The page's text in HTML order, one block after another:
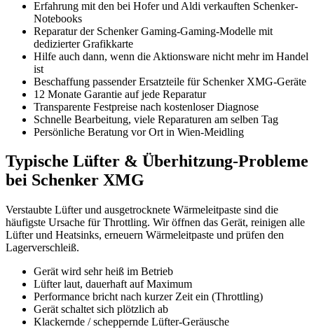
Erfahrung mit den bei Hofer und Aldi verkauften Schenker-
Notebooks
Reparatur der Schenker Gaming-Gaming-Modelle mit
dedizierter Grafikkarte
Hilfe auch dann, wenn die Aktionsware nicht mehr im Handel
ist
Beschaffung passender Ersatzteile für Schenker XMG-Geräte
12 Monate Garantie auf jede Reparatur
Transparente Festpreise nach kostenloser Diagnose
Schnelle Bearbeitung, viele Reparaturen am selben Tag
Persönliche Beratung vor Ort in Wien-Meidling
Typische Lüfter & Überhitzung-Probleme
bei Schenker XMG
Verstaubte Lüfter und ausgetrocknete Wärmeleitpaste sind die
häufigste Ursache für Throttling. Wir öffnen das Gerät, reinigen alle
Lüfter und Heatsinks, erneuern Wärmeleitpaste und prüfen den
Lagerverschleiß.
Gerät wird sehr heiß im Betrieb
Lüfter laut, dauerhaft auf Maximum
Performance bricht nach kurzer Zeit ein (Throttling)
Gerät schaltet sich plötzlich ab
Klackernde / scheppernde Lüfter-Geräusche